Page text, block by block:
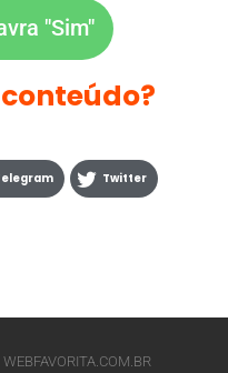
"Sim"
Twitter